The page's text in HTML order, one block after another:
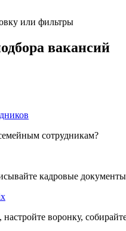
или фильтры
вакансий
сотрудникам?
кадровые
воронку,